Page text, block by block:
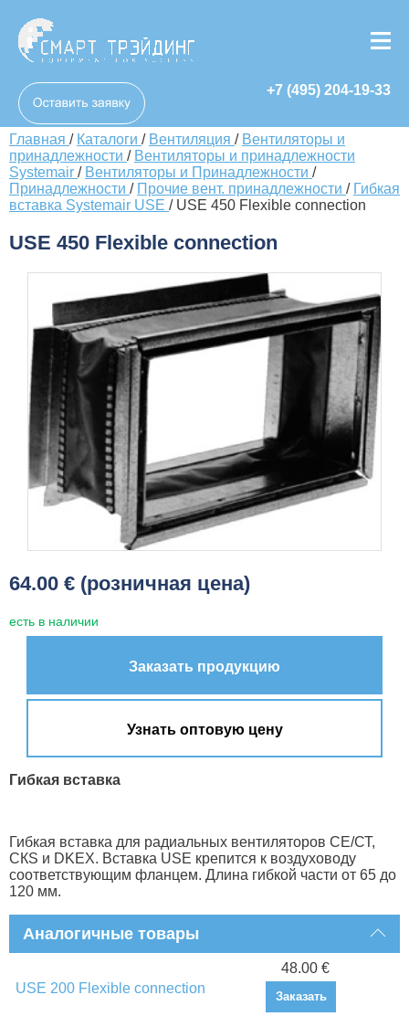
+7 (495) 204-19-33
Главная / Каталоги / Вентиляция / Вентиляторы и
принадлежности / Вентиляторы и принадлежности
Systemair / Вентиляторы и Принадлежности /
Принадлежности / Прочие вент. принадлежности / Гибкая
вставка Systemair USE / USE 450 Flexible connection
USE 450 Flexible connection
64.00 € (розничная цена)
есть в наличии
Заказать продукцию
Узнать оптовую цену
Гибкая вставка
Гибкая вставка для радиальных вентиляторов СЕ/СТ,
СКS и DKEX. Вставка USE крепится к воздуховоду
соответствующим фланцем. Длина гибкой части от 65 до
120 мм.
Аналогичные товары
USE 200 Flexible connection
48.00 €
Заказать